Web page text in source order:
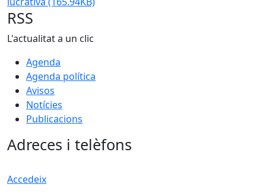
RSS
L'actualitat a un clic
Agenda
Agenda política
Avisos
Notícies
Publicacions
Adreces i telèfons
Accedeix